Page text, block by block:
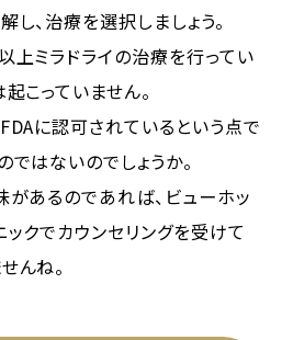
、治療を選択しましょう。
ミラドライの治療を行ってい
こっていません。
に認可されているという点で
はないのでしょうか。
があるのであれば、ビューホッ
ックでカウンセリングを受けて
んね。